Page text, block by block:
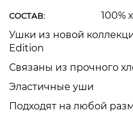
СОСТАВ:
100%
Ушки из новой
Edition
Связаны из прочного
Эластичные уши
Подходят на любой